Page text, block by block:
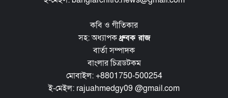
কবি ও গীতিকার
সহ: অধ্যাপকধ্রুবক রাজ
বার্তা সম্পাদক
বাংলার চিত্রডটকম
মোবাইল: +8801750-500254
ই-মেইল: rajuahmedgy09 @gmail.com